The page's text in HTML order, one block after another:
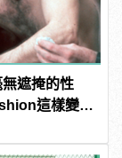
遮掩的性
這樣變型